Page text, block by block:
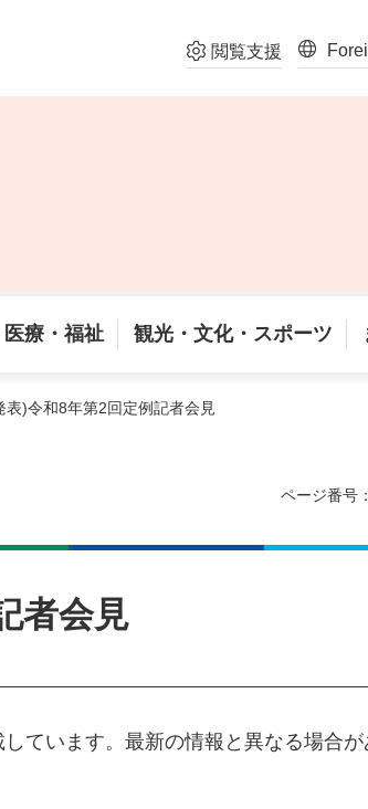
閲覧支援
療・福祉 観光・文化・スポーツ
表)令和8年第2回定例記者会見
ページ番号
者会見
ています。最新の情報と異なる場合